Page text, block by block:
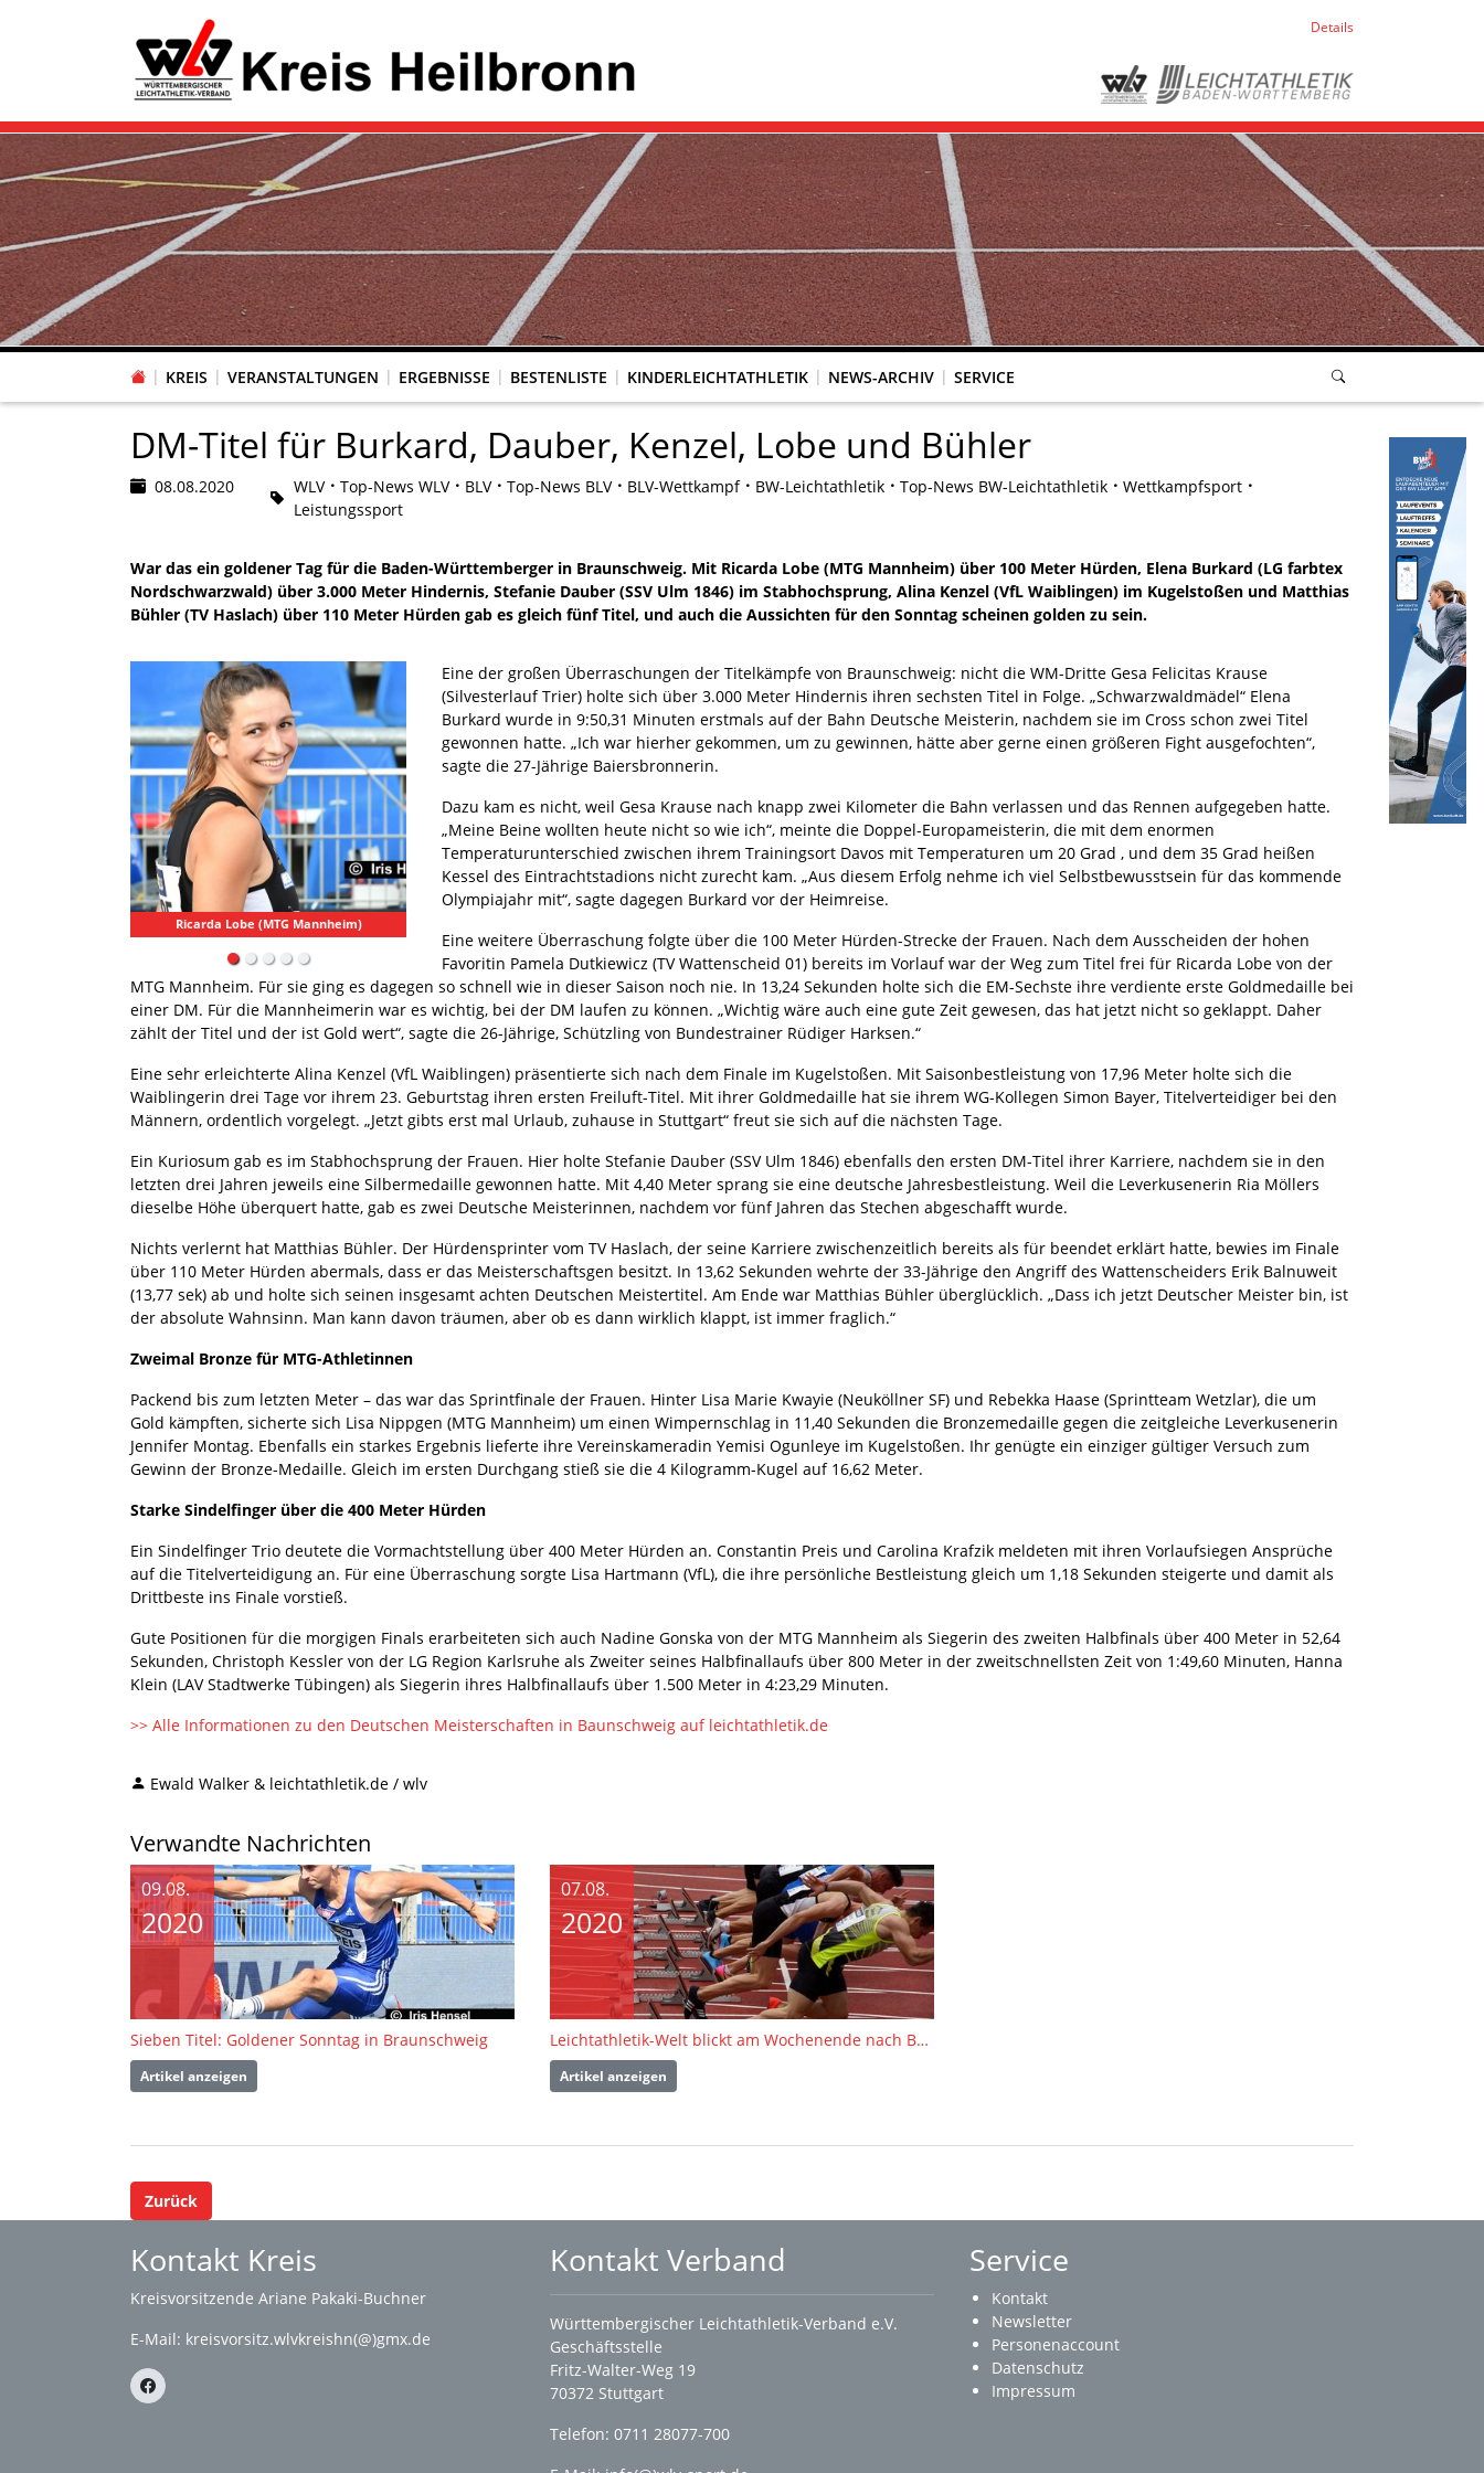
Details
KREIS VERANSTALTUNGEN ERGEBNISSE BESTENLISTE KINDERLEICHTATHLETIK NEWS-ARCHIV SERVICE
DM-Titel für Burkard, Dauber, Kenzel, Lobe und Bühler
08.08.2020 WLV Top-News WLV BLV Top-News BLV BLV-Wettkampf BW-Leichtathletik Top-News BW-Leichtathletik
Wettkampfsport
Leistungssport
War das ein goldener Tag für die Baden-Württemberger in Braunschweig. Mit Ricarda Lobe (MTG Mannheim) über 100 Meter Hürden, Elena Burkard (LG farbtex
Nordschwarzwald) über 3.000 Meter Hindernis, Stefanie Dauber (SSV Ulm 1846) im Stabhochsprung, Alina Kenzel (VfL Waiblingen) im Kugelstoßen und Matthias
Bühler (TV Haslach) über 110 Meter Hürden gab es gleich fünf Titel, und auch die Aussichten für den Sonntag scheinen golden zu sein.
Ricarda Lobe (MTG Mannheim)
Eine der großen Überraschungen der Titelkämpfe von Braunschweig: nicht die WM-Dritte Gesa Felicitas Krause
(Silvesterlauf Trier) holte sich über 3.000 Meter Hindernis ihren sechsten Titel in Folge. „Schwarzwaldmädel“ Elena
Burkard wurde in 9:50,31 Minuten erstmals auf der Bahn Deutsche Meisterin, nachdem sie im Cross schon zwei Titel
gewonnen hatte. „Ich war hierher gekommen, um zu gewinnen, hätte aber gerne einen größeren Fight ausgefochten“,
sagte die 27-Jährige Baiersbronnerin.
Dazu kam es nicht, weil Gesa Krause nach knapp zwei Kilometer die Bahn verlassen und das Rennen aufgegeben hatte.
„Meine Beine wollten heute nicht so wie ich“, meinte die Doppel-Europameisterin, die mit dem enormen
Temperaturunterschied zwischen ihrem Trainingsort Davos mit Temperaturen um 20 Grad , und dem 35 Grad heißen
Kessel des Eintrachtstadions nicht zurecht kam. „Aus diesem Erfolg nehme ich viel Selbstbewusstsein für das kommende
Olympiajahr mit“, sagte dagegen Burkard vor der Heimreise.
Eine weitere Überraschung folgte über die 100 Meter Hürden-Strecke der Frauen. Nach dem Ausscheiden der hohen
Favoritin Pamela Dutkiewicz (TV Wattenscheid 01) bereits im Vorlauf war der Weg zum Titel frei für Ricarda Lobe von der
MTG Mannheim. Für sie ging es dagegen so schnell wie in dieser Saison noch nie. In 13,24 Sekunden holte sich die EM-Sechste ihre verdiente erste Goldmedaille bei
einer DM. Für die Mannheimerin war es wichtig, bei der DM laufen zu können. „Wichtig wäre auch eine gute Zeit gewesen, das hat jetzt nicht so geklappt. Daher
zählt der Titel und der ist Gold wert“, sagte die 26-Jährige, Schützling von Bundestrainer Rüdiger Harksen.“
Eine sehr erleichterte Alina Kenzel (VfL Waiblingen) präsentierte sich nach dem Finale im Kugelstoßen. Mit Saisonbestleistung von 17,96 Meter holte sich die
Waiblingerin drei Tage vor ihrem 23. Geburtstag ihren ersten Freiluft-Titel. Mit ihrer Goldmedaille hat sie ihrem WG-Kollegen Simon Bayer, Titelverteidiger bei den
Männern, ordentlich vorgelegt. „Jetzt gibts erst mal Urlaub, zuhause in Stuttgart“ freut sie sich auf die nächsten Tage.
Ein Kuriosum gab es im Stabhochsprung der Frauen. Hier holte Stefanie Dauber (SSV Ulm 1846) ebenfalls den ersten DM-Titel ihrer Karriere, nachdem sie in den
letzten drei Jahren jeweils eine Silbermedaille gewonnen hatte. Mit 4,40 Meter sprang sie eine deutsche Jahresbestleistung. Weil die Leverkusenerin Ria Möllers
dieselbe Höhe überquert hatte, gab es zwei Deutsche Meisterinnen, nachdem vor fünf Jahren das Stechen abgeschafft wurde.
Nichts verlernt hat Matthias Bühler. Der Hürdensprinter vom TV Haslach, der seine Karriere zwischenzeitlich bereits als für beendet erklärt hatte, bewies im Finale
über 110 Meter Hürden abermals, dass er das Meisterschaftsgen besitzt. In 13,62 Sekunden wehrte der 33-Jährige den Angriff des Wattenscheiders Erik Balnuweit
(13,77 sek) ab und holte sich seinen insgesamt achten Deutschen Meistertitel. Am Ende war Matthias Bühler überglücklich. „Dass ich jetzt Deutscher Meister bin, ist
der absolute Wahnsinn. Man kann davon träumen, aber ob es dann wirklich klappt, ist immer fraglich.“
Zweimal Bronze für MTG-Athletinnen
Packend bis zum letzten Meter – das war das Sprintfinale der Frauen. Hinter Lisa Marie Kwayie (Neuköllner SF) und Rebekka Haase (Sprintteam Wetzlar), die um
Gold kämpften, sicherte sich Lisa Nippgen (MTG Mannheim) um einen Wimpernschlag in 11,40 Sekunden die Bronzemedaille gegen die zeitgleiche Leverkusenerin
Jennifer Montag. Ebenfalls ein starkes Ergebnis lieferte ihre Vereinskameradin Yemisi Ogunleye im Kugelstoßen. Ihr genügte ein einziger gültiger Versuch zum
Gewinn der Bronze-Medaille. Gleich im ersten Durchgang stieß sie die 4 Kilogramm-Kugel auf 16,62 Meter.
Starke Sindelfinger über die 400 Meter Hürden
Ein Sindelfinger Trio deutete die Vormachtstellung über 400 Meter Hürden an. Constantin Preis und Carolina Krafzik meldeten mit ihren Vorlaufsiegen Ansprüche
auf die Titelverteidigung an. Für eine Überraschung sorgte Lisa Hartmann (VfL), die ihre persönliche Bestleistung gleich um 1,18 Sekunden steigerte und damit als
Drittbeste ins Finale vorstieß.
Gute Positionen für die morgigen Finals erarbeiteten sich auch Nadine Gonska von der MTG Mannheim als Siegerin des zweiten Halbfinals über 400 Meter in 52,64
Sekunden, Christoph Kessler von der LG Region Karlsruhe als Zweiter seines Halbfinallaufs über 800 Meter in der zweitschnellsten Zeit von 1:49,60 Minuten, Hanna
Klein (LAV Stadtwerke Tübingen) als Siegerin ihres Halbfinallaufs über 1.500 Meter in 4:23,29 Minuten.
>> Alle Informationen zu den Deutschen Meisterschaften in Baunschweig auf leichtathletik.de
Ewald Walker & leichtathletik.de / wlv
Verwandte Nachrichten
09.08.
2020
Sieben Titel: Goldener Sonntag in Braunschweig
Artikel anzeigen
07.08.
2020
Leichtathletik-Welt blickt am Wochenende nach Braunschweig
Artikel anzeigen
Zurück
Kontakt Kreis
Kreisvorsitzende Ariane Pakaki-Buchner
E-Mail: kreisvorsitz.wlvkreishn(@)gmx.de
Kontakt Verband
Württembergischer Leichtathletik-Verband e.V.
Geschäftsstelle
Fritz-Walter-Weg 19
70372 Stuttgart
Telefon: 0711 28077-700
Service
Kontakt
Newsletter
Personenaccount
Datenschutz
Impressum